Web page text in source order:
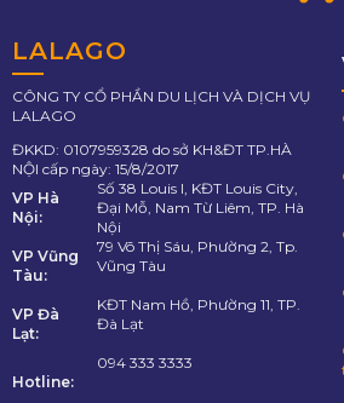
LALAGO
CÔNG TY CỔ PHẦN DU LỊCH VÀ DỊCH VỤ
LALAGO
ĐKKD: 0107959328 do sở KH&ĐT TP.HÀ
NỘI cấp ngày: 15/8/2017
VP Hà
Nội:
Số 38 Louis I, KĐT Louis City,
Đại Mỗ, Nam Từ Liêm, TP. Hà
Nội
VP Vũng
Tàu:
79 Võ Thị Sáu, Phường 2, Tp.
Vũng Tàu
VP Đà
Lạt:
KĐT Nam Hồ, Phường 11, TP.
Đà Lạt
Hotline:
094 333 3333